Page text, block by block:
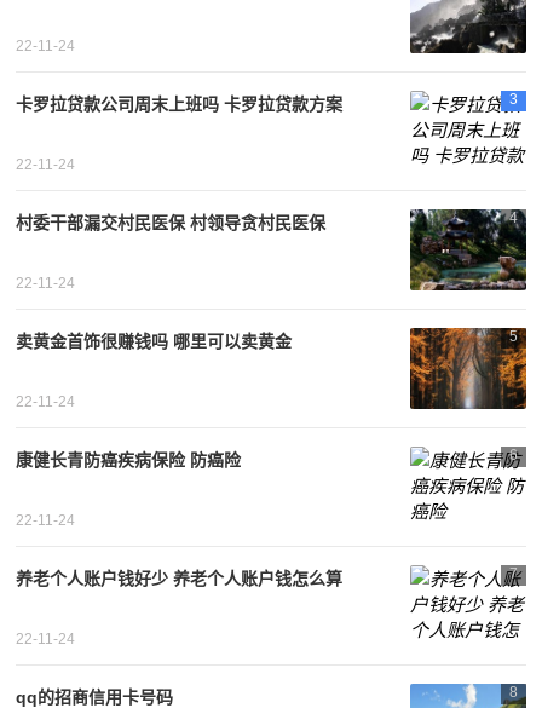
22-11-24
3
卡罗拉贷款公司周末上班吗 卡罗拉贷款方案
22-11-24
4
村委干部漏交村民医保 村领导贪村民医保
22-11-24
5
卖黄金首饰很赚钱吗 哪里可以卖黄金
22-11-24
6
康健长青防癌疾病保险 防癌险
22-11-24
7
养老个人账户钱好少 养老个人账户钱怎么算
22-11-24
8
qq的招商信用卡号码